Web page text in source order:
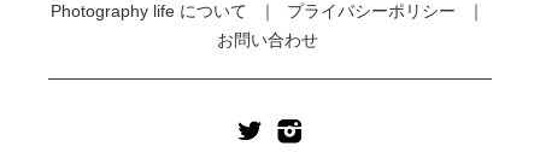
Photography life について
プライバシーポリシー
お問い合わせ